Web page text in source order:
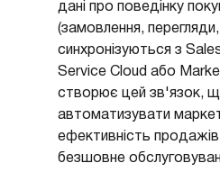
дані про поведінку
(замовлення,
синхронізуються з
Service Cloud або
створює цей зв'язок,
автоматизувати
ефективність
безшовне